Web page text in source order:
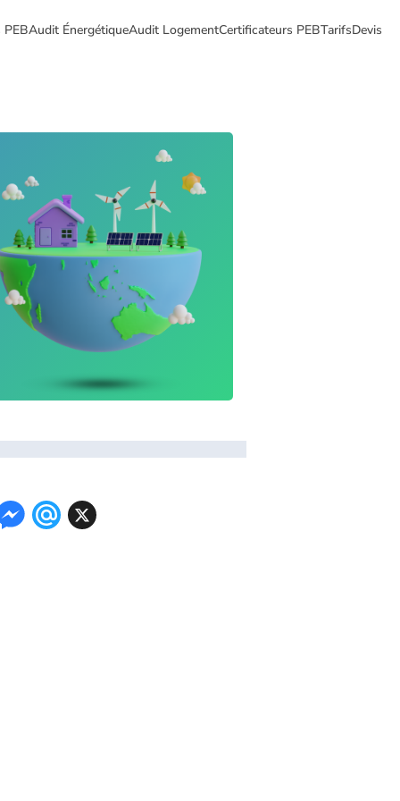
Audit ÉnergétiqueAudit LogementCertificateurs PEBTarifsDevis